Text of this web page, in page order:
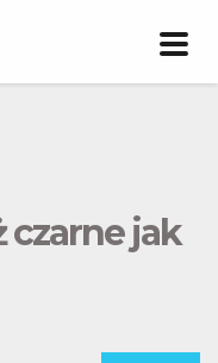
czarne jak